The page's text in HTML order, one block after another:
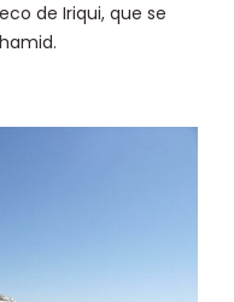
de Iriqui, que se